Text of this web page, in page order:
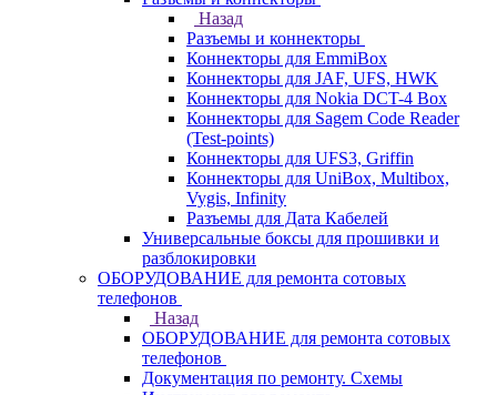
Назад
Разъемы и коннекторы
Коннекторы для EmmiBox
Коннекторы для JAF, UFS, HWK
Коннекторы для Nokia DCT-4 Box
Коннекторы для Sagem Code Reader
(Test-points)
Коннекторы для UFS3, Griffin
Коннекторы для UniBox, Multibox,
Vygis, Infinity
Разъемы для Дата Кабелей
Универсальные боксы для прошивки и
разблокировки
ОБОРУДОВАНИЕ для ремонта сотовых
телефонов
Назад
ОБОРУДОВАНИЕ для ремонта сотовых
телефонов
Документация по ремонту. Схемы